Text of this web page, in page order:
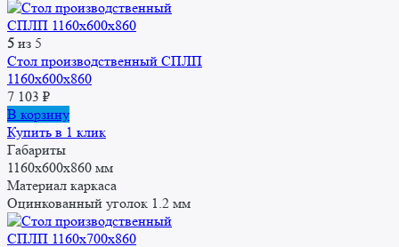
5 из 5
Стол производственный СПЛП
1160х600х860
7 103 ₽
В корзину
Купить в 1 клик
Габариты
1160x600x860 мм
Материал каркаса
Оцинкованный уголок 1.2 мм